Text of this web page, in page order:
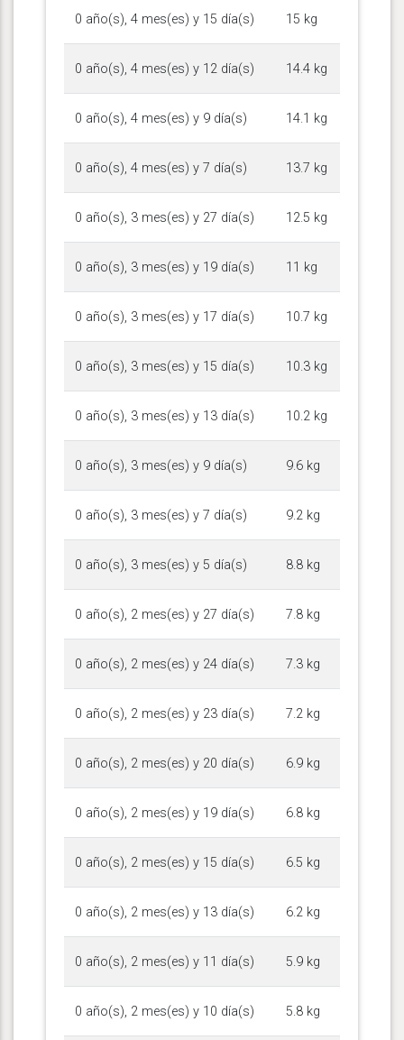
0 año(s), 4 mes(es) y 15 día(s) 15 kg
0 año(s), 4 mes(es) y 12 día(s) 14.4 kg
0 año(s), 4 mes(es) y 9 día(s) 14.1 kg
0 año(s), 4 mes(es) y 7 día(s) 13.7 kg
0 año(s), 3 mes(es) y 27 día(s) 12.5 kg
0 año(s), 3 mes(es) y 19 día(s) 11 kg
0 año(s), 3 mes(es) y 17 día(s) 10.7 kg
0 año(s), 3 mes(es) y 15 día(s) 10.3 kg
0 año(s), 3 mes(es) y 13 día(s) 10.2 kg
0 año(s), 3 mes(es) y 9 día(s) 9.6 kg
0 año(s), 3 mes(es) y 7 día(s) 9.2 kg
0 año(s), 3 mes(es) y 5 día(s) 8.8 kg
0 año(s), 2 mes(es) y 27 día(s) 7.8 kg
0 año(s), 2 mes(es) y 24 día(s) 7.3 kg
0 año(s), 2 mes(es) y 23 día(s) 7.2 kg
0 año(s), 2 mes(es) y 20 día(s) 6.9 kg
0 año(s), 2 mes(es) y 19 día(s) 6.8 kg
0 año(s), 2 mes(es) y 15 día(s) 6.5 kg
0 año(s), 2 mes(es) y 13 día(s) 6.2 kg
0 año(s), 2 mes(es) y 11 día(s) 5.9 kg
0 año(s), 2 mes(es) y 10 día(s) 5.8 kg